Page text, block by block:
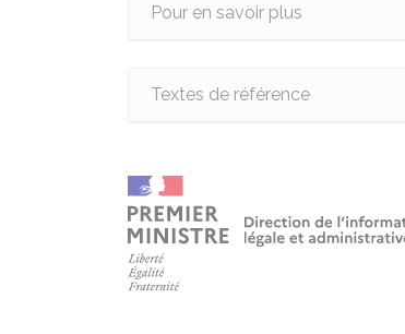
Pour en savoir plus
Textes de référence